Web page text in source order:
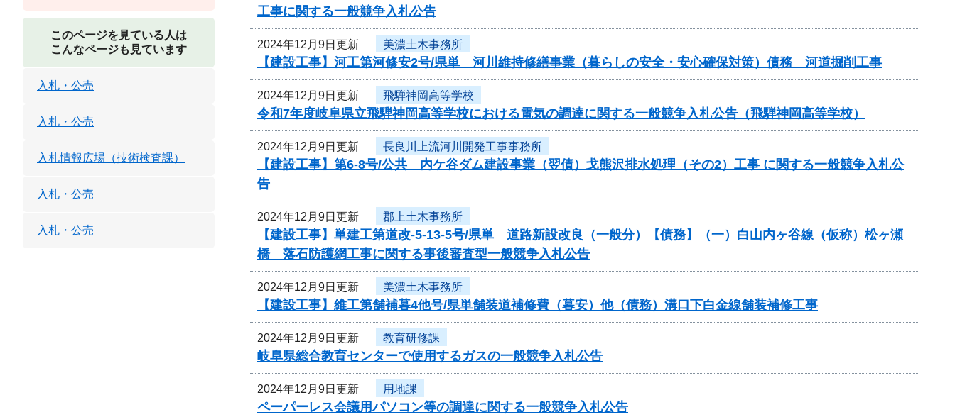
工事に関する一般競争入札公告
2024年12月9日更新 美濃土木事務所
【建設工事】河工第河修安2号/県単 河川維持修繕事業（暮らしの安全・安心確保対策）債務 河道掘削工事
2024年12月9日更新 飛騨神岡高等学校
令和7年度岐阜県立飛騨神岡高等学校における電気の調達に関する一般競争入札公告（飛騨神岡高等学校）
2024年12月9日更新 長良川上流河川開発工事事務所
【建設工事】第6-8号/公共 内ケ谷ダム建設事業（翌債）戈熊沢排水処理（その2）工事 に関する一般競争入札公
告
2024年12月9日更新 郡上土木事務所
【建設工事】単建工第道改-5-13-5号/県単 道路新設改良（一般分）【債務】（一）白山内ヶ谷線（仮称）松ヶ瀬
橋 落石防護網工事に関する事後審査型一般競争入札公告
2024年12月9日更新 美濃土木事務所
【建設工事】維工第舗補暮4他号/県単舗装道補修費（暮安）他（債務）溝口下白金線舗装補修工事
2024年12月9日更新 教育研修課
岐阜県総合教育センターで使用するガスの一般競争入札公告
2024年12月9日更新 用地課
ペーパーレス会議用パソコン等の調達に関する一般競争入札公告
このページを見ている人は
こんなページも見ています
入札・公売
入札・公売
入札情報広場（技術検査課）
入札・公売
入札・公売